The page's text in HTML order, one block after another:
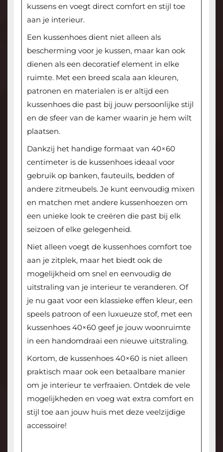
kussens en voegt direct comfort en stijl toe
aan je interieur.
Een kussenhoes dient niet alleen als
bescherming voor je kussen, maar kan ook
dienen als een decoratief element in elke
ruimte. Met een breed scala aan kleuren,
patronen en materialen is er altijd een
kussenhoes die past bij jouw persoonlijke stijl
en de sfeer van de kamer waarin je hem wilt
plaatsen.
Dankzij het handige formaat van 40×60
centimeter is de kussenhoes ideaal voor
gebruik op banken, fauteuils, bedden of
andere zitmeubels. Je kunt eenvoudig mixen
en matchen met andere kussenhoezen om
een unieke look te creëren die past bij elk
seizoen of elke gelegenheid.
Niet alleen voegt de kussenhoes comfort toe
aan je zitplek, maar het biedt ook de
mogelijkheid om snel en eenvoudig de
uitstraling van je interieur te veranderen. Of
je nu gaat voor een klassieke effen kleur, een
speels patroon of een luxueuze stof, met een
kussenhoes 40×60 geef je jouw woonruimte
in een handomdraai een nieuwe uitstraling.
Kortom, de kussenhoes 40×60 is niet alleen
praktisch maar ook een betaalbare manier
om je interieur te verfraaien. Ontdek de vele
mogelijkheden en voeg wat extra comfort en
stijl toe aan jouw huis met deze veelzijdige
accessoire!